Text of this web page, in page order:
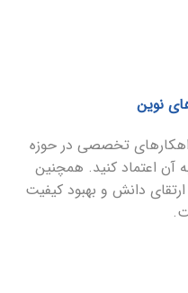
نوین
تخصصی در حوزه
آن اعتماد کنید. همچنین
دانش و بهبود کیفیت